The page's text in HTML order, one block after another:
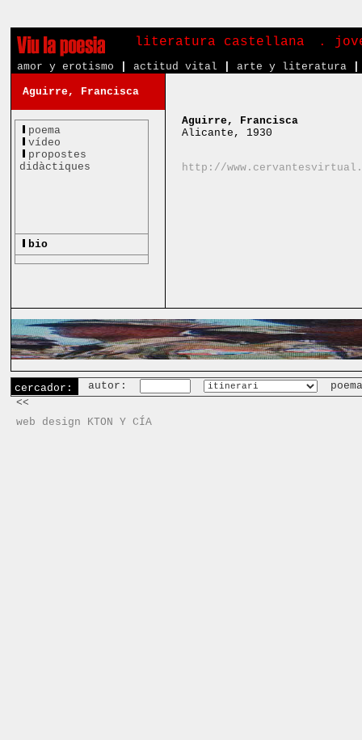
literatura castellana .
amor y erotismo actitud vital arte y literatura
Aguirre, Francisca
poema
vídeo
propostes
didàctiques
bio
Aguirre, Francisca
Alicante, 1930
http://
cercador: autor:
<<
web design KTON Y CÍA